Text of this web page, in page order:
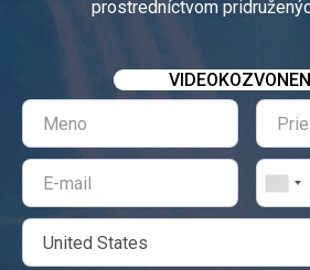
prostredníctvom